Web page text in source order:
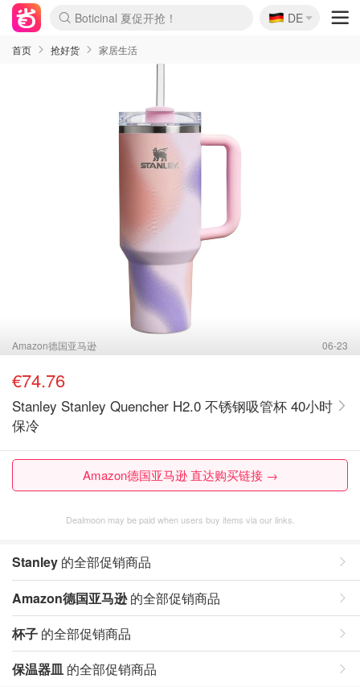
Boticinal 夏促开抢！
4折！lulu周四疯狂上新
还没结束！&OtherStories大促
Joybuy变相75折 随时失效
速领！Stanley独家85折
疑似霸哥！Camper额外叠85折
Zalando 奥莱闪促！每日更新
Moncler反季囤！5折起+叠9折
Coach Brooklyn仅€192
🇩🇪
DE
首页 抢好货 家居生活
Amazon德国亚马逊 06-23
€74.76
Stanley Stanley Quencher H2.0 不锈钢吸管杯 40小时
保冷
Amazon德国亚马逊 直达购买链接 →
Dealmoon may be paid when users buy items via our links.
Stanley 的全部促销商品
Amazon德国亚马逊的全部促销商品
杯子 的全部促销商品
保温器皿 的全部促销商品